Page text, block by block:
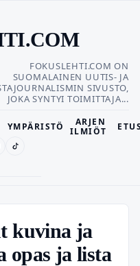
FOKUSLEHTI.COM ON
SUOMALAINEN UUTIS- JA
SIVUSTO,
JOKA SYNTYI TOIMITTAJA...
YMPÄRISTÖ
ARJEN
ILMIÖT
kuvina ja
opas ja lista